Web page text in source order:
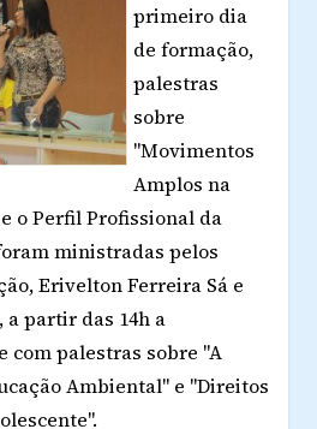
primeiro dia
de formação,
palestras
sobre
"Movimentos
Amplos na
o Perfil Profissional da
ministradas pelos
Erivelton Ferreira Sá e
a partir das 14h a
com palestras sobre "A
Ambiental" e "Direitos